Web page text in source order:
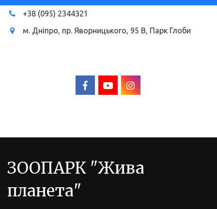
+38 (095) 2344321
м. Дніпро, пр. Яворницького, 95 В, Парк Глоби
ЗООПАРК "Жива
планета"